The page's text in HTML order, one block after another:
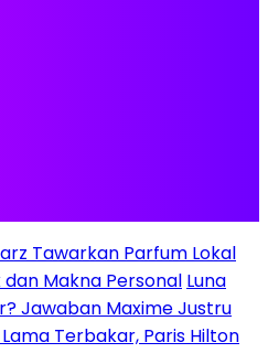
Tawarkan Parfum Lokal
Makna Personal Luna
Jawaban Maxime Justru
Terbakar, Paris Hilton